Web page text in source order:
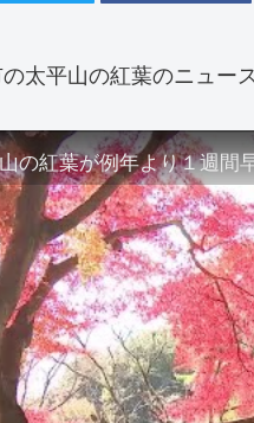
太平山の紅葉のニュー
の紅葉が例年より１週